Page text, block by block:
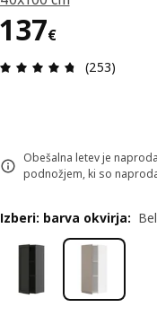
137€
Cena 137€
Ocena in
(253)
Obešalna letev je
podnožjem, ki so
Izberi: barva okvirja: